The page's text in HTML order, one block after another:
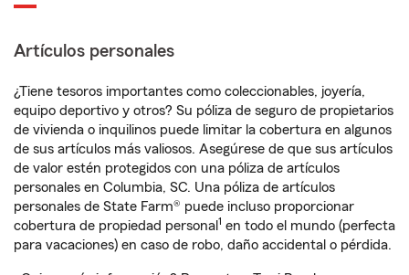
Artículos personales
¿Tiene tesoros importantes como coleccionables, joyería,
equipo deportivo y otros? Su póliza de seguro de propietarios
de vivienda o inquilinos puede limitar la cobertura en algunos
de sus artículos más valiosos. Asegúrese de que sus artículos
de valor estén protegidos con una póliza de artículos
personales en Columbia, SC. Una póliza de artículos
personales de State Farm® puede incluso proporcionar
cobertura de propiedad personal 1 en todo el mundo (perfecta
para vacaciones) en caso de robo, daño accidental o pérdida.